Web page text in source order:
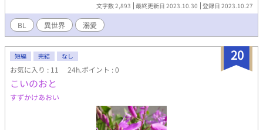
ている。 彼の結末は勿論バットエンド。 もとある婚約を破棄しス
パイとして潜入していた隣国の第六王子ヒルデ=マクロディーテに
婚約を申し込み自ら断罪されてしまう。主人公はそれに巻き込ま
れ国外追放の末、亡くなる。 もうそれはそれは読者から非難轟々
の作品であった。月桂樹の花言葉は勝利なんだから大逆転ざまあ
はどこへ！？と。 私はこの小説を読んで疑問に思った。 いや、王
太子悪くなくね？と。 実はこの王太子、ツンツンツンデレなだけ
で読み方を変えればピュアだからこそ騙されただけだったのだ！
そうしたら、私は彼が好きで好きで堪らなくなった。 その次の日
「あれ？私、エルフィムじゃね？」 転生才色美人×暴君王太子 フ
ラグというフラグを折りまくり彼は愛に飢えた婚約者を溺愛しま
文字数 2,893 最終更新日 2023.10.30 登録日 2023.10.27
BL 異世界 溺愛
20
短編 完結 なし
お気に入り : 11 24h.ポイント : 0
こいのおと
すずかけあおい